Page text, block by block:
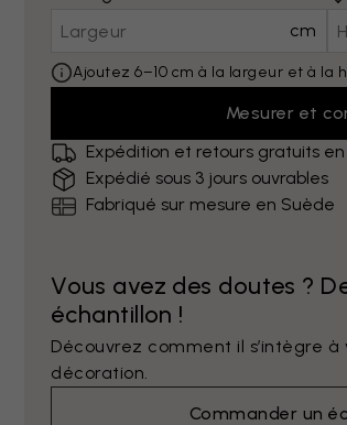
cm
Ajoutez 6–10 cm à la largeur et à la
Mesurer et
Expédition et retours gratuits
Expédié sous 3 jours ouvrables
Fabriqué sur mesure en Suède
Vous avez des doutes ?
échantillon !
Découvrez comment il s’intègre
décoration.
Commander un